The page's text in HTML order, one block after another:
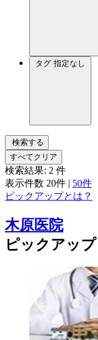
タグ 指定なし
検索する
すべてクリア
検索結果: 2 件
表示件数 20件 | 50件
ピックアップとは？
木原医院
ピックアップ